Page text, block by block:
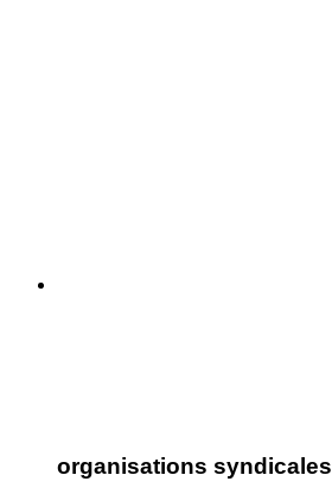
organisations syndicales